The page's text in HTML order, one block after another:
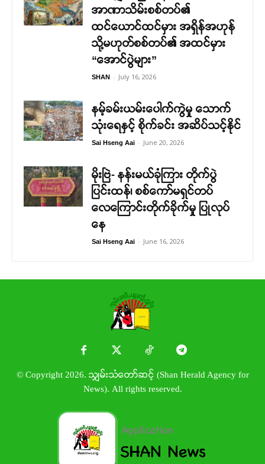
အာဏာသိမ်းစစ်တပ်၏
ထင်ယောင်ထင်မှား အရှိန်အဟုန်
သို့မဟုတ်စစ်တပ်၏ အထင်မှား
“အောင်ပွဲများ”
SHAN - July 16, 2026
နမ့်ခမ်းယမ်းပေါက်ကွဲမှု သောက်
သုံးရေနှင့် စိုက်ခင်း အဆိပ်သင့်နိုင်
Sai Hseng Aai - June 20, 2026
မိုးဗြဲ- နန်းမယ်ခုံကြား တိုက်ပွဲ
ပြင်းထန်၊ စစ်ကော်မရှင်တပ်
လေကြောင်းတိုက်ခိုက်မှု ပြုလုပ်
နေ
Sai Hseng Aai - June 16, 2026
© Copyright 2026. သျှမ်းသံတော်ဆင့် (Shan Herald Agency for
News). All rights reserved.